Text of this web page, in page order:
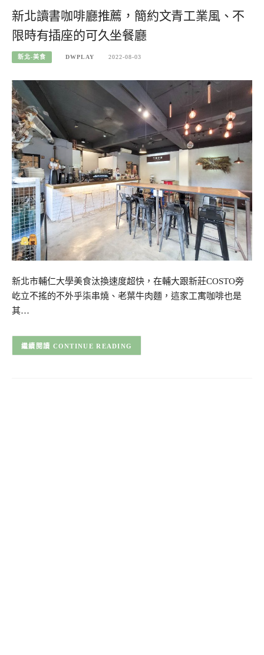
新北讀書咖啡廳推薦，簡約文青工業風、不
限時有插座的可久坐餐廳
新北-美食 DWPLAY 2022-08-03
新北市輔仁大學美食汰換速度超快，在輔大跟新莊COSTO旁
屹立不搖的不外乎柒串燒、老葉牛肉麵，這家工寓咖啡也是
其…
CONTINUE READING